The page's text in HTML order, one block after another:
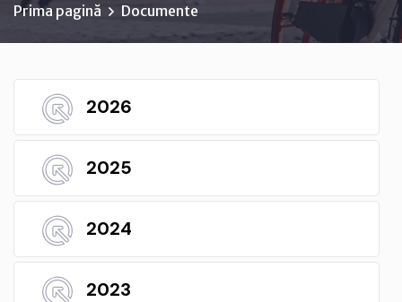
Prima pagină Documente
2026
2025
2024
2023